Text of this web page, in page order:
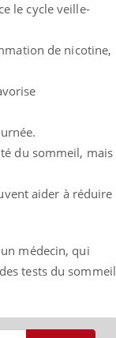
le cycle veille-
de nicotine,
du sommeil, mais
aider à réduire
médecin, qui
tests du sommeil